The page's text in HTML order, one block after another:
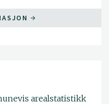
arealstatistikk